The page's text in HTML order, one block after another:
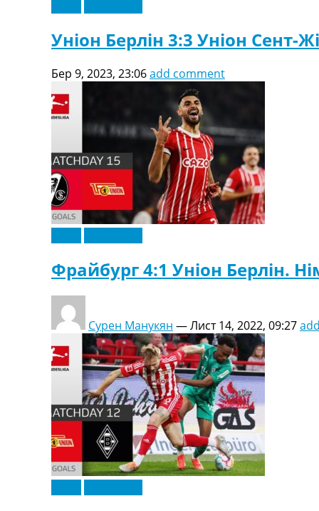
Уніон Берлін 3:3 Уніон Сент-
Бер 9, 2023, 23:06add comment
Фрайбург 4:1 Уніон Берлін.
Сурен Манукян —Лист 14, 2022, 09:27